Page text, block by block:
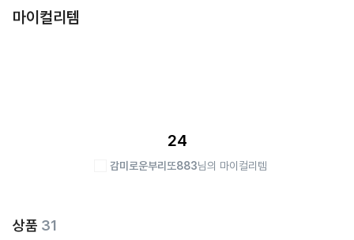
마이컬리템
24
감미로운부리또883님의 마이컬리템
상품 31